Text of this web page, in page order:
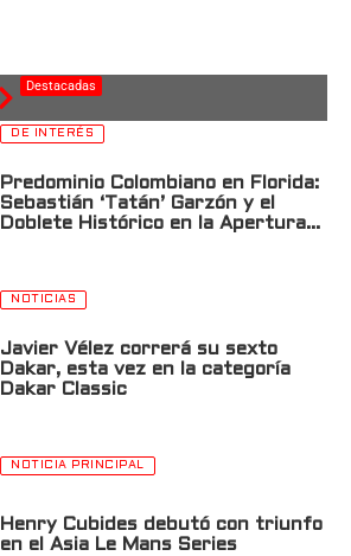
Destacadas
DE INTERÉS
Predominio Colombiano en Florida:
Sebastián ‘Tatán’ Garzón y el
Doblete Histórico en la Apertura
NOTICIAS
Javier Vélez correrá su sexto
Dakar, esta vez en la categoría
Dakar Classic
NOTICIA PRINCIPAL
Henry Cubides debutó con triunfo
en el Asia Le Mans Series